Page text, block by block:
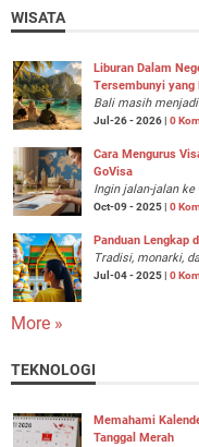
WISATA
Liburan Dalam
Tersembunyi yang
Bali masih
Jul-26 - 2026 | 0
Cara Mengurus
GoVisa
Ingin jalan-jalan ke
Oct-09 - 2025 | 0
Panduan Lengkap
Tradisi, monarki,
Jul-04 - 2025 | 0
More »
TEKNOLOGI
Memahami
Tanggal Merah